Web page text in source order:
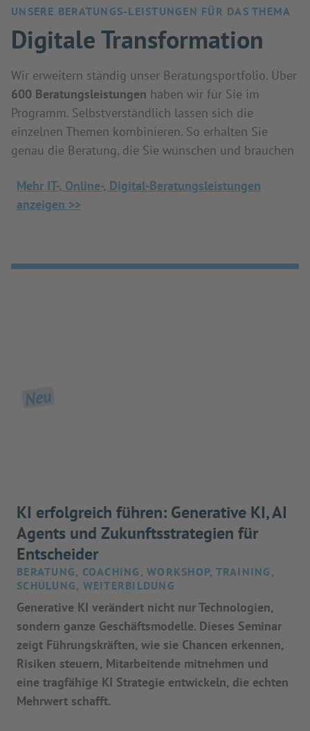
UNSERE BERATUNGS-LEISTUNGEN FÜR DAS THEMA
Digitale Transformation
Wir erweitern ständig unser Beratungsportfolio. Über
600 Beratungsleistungen haben wir für Sie im
Programm. Selbstverständlich lassen sich die
einzelnen Themen kombinieren. So erhalten Sie
genau die Beratung, die Sie wünschen und brauchen
Mehr IT-, Online-, Digital-Beratungsleistungen
anzeigen >>
Neu
KI erfolgreich führen: Generative KI, AI
Agents und Zukunftsstrategien für
Entscheider
BERATUNG, COACHING, WORKSHOP, TRAINING,
SCHULUNG, WEITERBILDUNG
Generative KI verändert nicht nur Technologien,
sondern ganze Geschäftsmodelle. Dieses Seminar
zeigt Führungskräften, wie sie Chancen erkennen,
Risiken steuern, Mitarbeitende mitnehmen und
eine tragfähige KI Strategie entwickeln, die echten
Mehrwert schafft.